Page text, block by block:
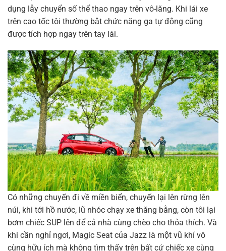
dụng lẫy chuyển số thể thao ngay trên vô-lăng. Khi lái xe
trên cao tốc tôi thường bật chức năng ga tự động cũng
được tích hợp ngay trên tay lái.
Có những chuyến đi về miền biển, chuyến lại lên rừng lên
núi, khi tới hồ nước, lũ nhóc chạy xe thăng bằng, còn tôi lại
bơm chiếc SUP lên để cả nhà cùng chèo cho thỏa thích. Và
khi cần nghỉ ngơi, Magic Seat của Jazz là một vũ khí vô
cùng hữu ích mà không tìm thấy trên bất cứ chiếc xe cùng